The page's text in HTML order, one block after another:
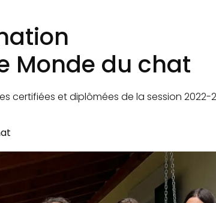
Monde du chat
certifiées et diplômées de la session 2022-